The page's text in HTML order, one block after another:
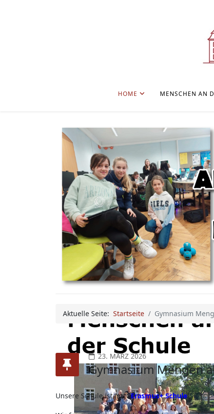
HOME MENSCHEN AN
Aktuelle Seite: Startseite Gymnasium
23. MÄRZ 2026
Gymnasium Mengen
Unsere Schule ist jetztErasmus+ Schule!